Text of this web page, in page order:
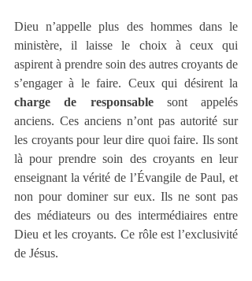
Dieu n’appelle plus des hommes dans le
ministère, il laisse le choix à ceux qui
aspirent à prendre soin des autres croyants de
charge de responsable sont appelés
anciens. Ces anciens n’ont pas autorité sur
les croyants pour leur dire quoi faire. Ils sont
là pour prendre soin des croyants en leur
enseignant la vérité de l’Évangile de Paul, et
non pour dominer sur eux. Ils ne sont pas
des médiateurs ou des intermédiaires entre
Dieu et les croyants. Ce rôle est l’exclusivité
de Jésus.